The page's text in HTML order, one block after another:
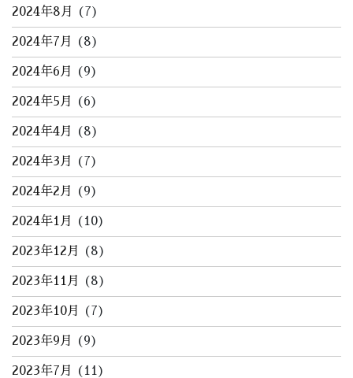
2024年8月 (7)
2024年7月 (8)
2024年6月 (9)
2024年5月 (6)
2024年4月 (8)
2024年3月 (7)
2024年2月 (9)
2024年1月 (10)
2023年12月 (8)
2023年11月 (8)
2023年10月 (7)
2023年9月 (9)
2023年7月 (11)